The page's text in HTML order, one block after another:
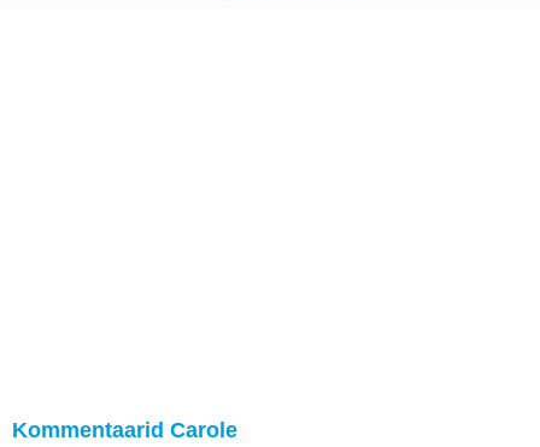
Kommentaarid Carole